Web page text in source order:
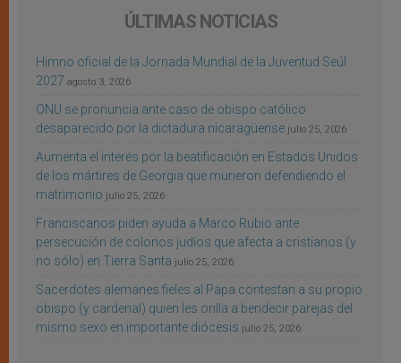
ÚLTIMAS NOTICIAS
Himno oficial de la Jornada Mundial de la Juventud Seúl
2027 agosto 3, 2026
ONU se pronuncia ante caso de obispo católico
desaparecido por la dictadura nicaragüense julio 25, 2026
Aumenta el interés por la beatificación en Estados Unidos
de los mártires de Georgia que murieron defendiendo el
matrimonio julio 25, 2026
Franciscanos piden ayuda a Marco Rubio ante
persecución de colonos judíos que afecta a cristianos (y
no sólo) en Tierra Santa julio 25, 2026
Sacerdotes alemanes fieles al Papa contestan a su propio
obispo (y cardenal) quien les orilla a bendecir parejas del
mismo sexo en importante diócesis julio 25, 2026